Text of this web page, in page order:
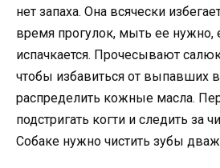
нет запаха. Она всячески
время прогулок, мыть ее нужно,
испачкается. Прочесывают
чтобы избавиться от выпавших
распределить кожные масла.
подстригать когти и следить за
Собаке нужно чистить зубы